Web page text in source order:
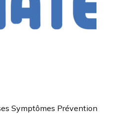
Symptômes Prévention